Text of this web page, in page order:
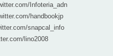
Infoteria_adn
handbookjp
snapcal_info
lino2008